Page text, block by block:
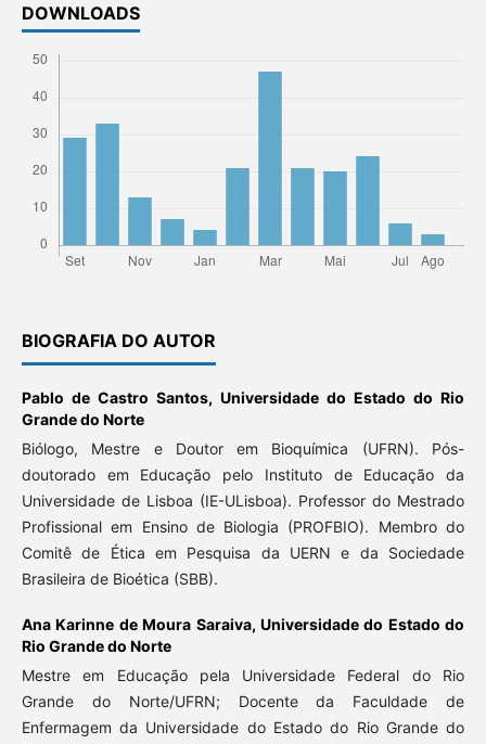
DOWNLOADS
BIOGRAFIA DO AUTOR
Pablo de Castro Santos, Universidade do Estado do Rio
Grande do Norte
Biólogo, Mestre e Doutor em Bioquímica (UFRN). Pós-
doutorado em Educação pelo Instituto de Educação da
Universidade de Lisboa (IE-ULisboa). Professor do Mestrado
Profissional em Ensino de Biologia (PROFBIO). Membro do
Comitê de Ética em Pesquisa da UERN e da Sociedade
Brasileira de Bioética (SBB).
Ana Karinne de Moura Saraiva, Universidade do Estado do
Rio Grande do Norte
Mestre em Educação pela Universidade Federal do Rio
Grande do Norte/UFRN; Docente da Faculdade de
Enfermagem da Universidade do Estado do Rio Grande do